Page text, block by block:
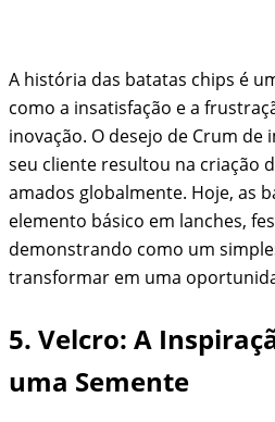
A história das batatas chips é
como a insatisfação e a
inovação. O desejo de Crum
seu cliente resultou na criação
amados globalmente. Hoje, as
elemento básico em lanches,
demonstrando como um
transformar em uma
5. Velcro: A
uma Semente